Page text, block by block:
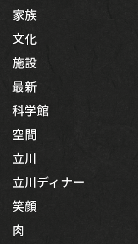
家族
文化
施設
最新
科学館
空間
立川
立川ディナー
笑顔
肉